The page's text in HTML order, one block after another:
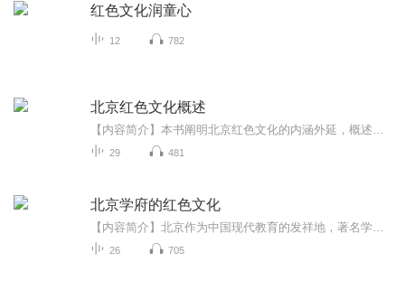
红色文化润童心
12 782
北京红色文化概述
29 481
北京学府的红色文化
26 705